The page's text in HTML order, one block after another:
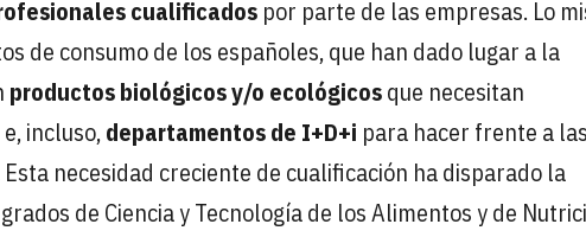
cualificados por parte de las empresas. Lo
de consumo de los españoles, que han dado lugar a la
productos biológicos y/o ecológicosque necesitan
incluso,departamentos de I+D+i para hacer frente a las
necesidad creciente de cualificación ha disparado la
de Ciencia y Tecnología de los Alimentos y de